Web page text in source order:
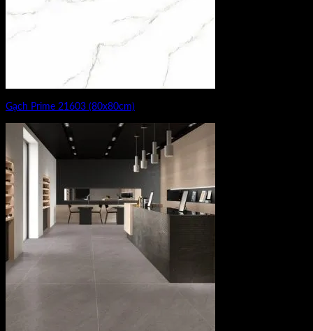
Gạch Prime 21603 (80x80cm)